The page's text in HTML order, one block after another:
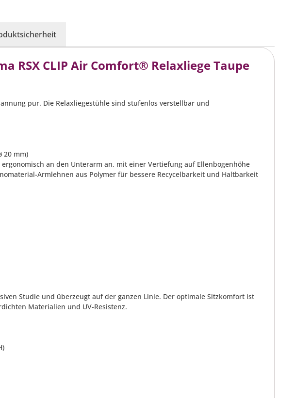
RSX CLIP Air Comfort® Relaxliege Taupe
pur. Die Relaxliegestühle sind stufenlos verstellbar und
20 mm)
an den Unterarm an, mit einer Vertiefung auf Ellenbogenhöhe
Armlehnen aus Polymer für bessere Recycelbarkeit und Haltbarkeit
Studie und überzeugt auf der ganzen Linie. Der optimale Sitzkomfort ist
Materialien und UV-Resistenz.